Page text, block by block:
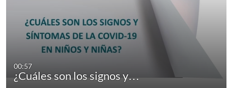
00:57
¿Cuáles son los signos y…